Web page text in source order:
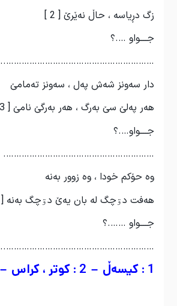
زگ دڕیاسە ، حاڵ نەێرێ [ 2 ]
جــــواو ….؟
…………………………………………………..
دار سەونز شەش پەل ، سەونز تەمامێ
هەر پەلێ سێ بەرگ ، هەر بەرگێ نامێ [ 3 ]
جــــواو….؟
………………………………………………….
وە حۆکم خودا ، وە زوور بەنە
هەفت دۊچگ لە بان یەێ دۊچگ بەنە [ 4 ]
جــــواو …….؟
…………………………………………………..
1 : کیسەڵ – 2 : کوتر ، کراس – 3 : ساڵ و مانگ و رووژ – 4 : شەن